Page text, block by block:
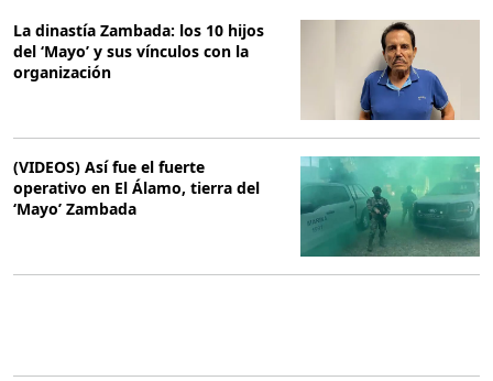
La dinastía Zambada: los 10 hijos
del ‘Mayo’ y sus vínculos con la
organización
(VIDEOS) Así fue el fuerte
operativo en El Álamo, tierra del
‘Mayo’ Zambada